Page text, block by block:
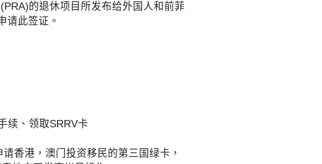
的退休项目所发布给外国人和前菲
请此签证。
续、领取SRRV卡
香港，澳门投资移民的第三国绿卡，